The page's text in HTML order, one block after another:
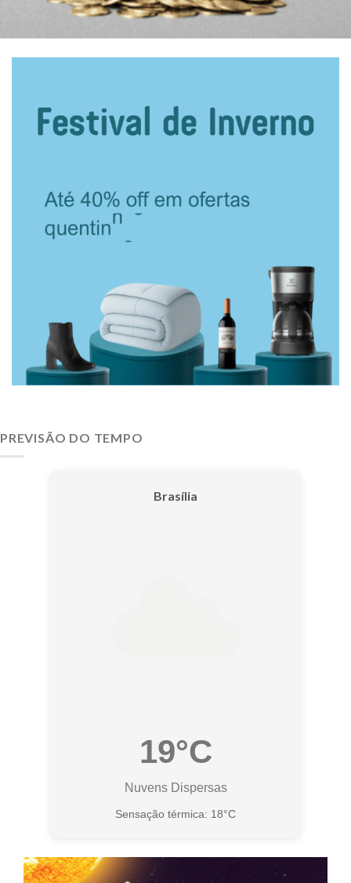
PREVISÃO DO TEMPO
Brasília
19°C
Nuvens Dispersas
Sensação térmica: 18°C